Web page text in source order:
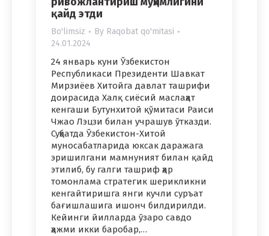
қайд этди
Bo'limsiz By Raqobat qo'mitasi
24.01.2024
24 январь куни Ўзбекистон
Республикаси Президенти Шавкат
Мирзиёев Хитойга давлат ташрифи
доирасида Халқ сиёсий маслаҳат
кенгаши Бутунхитой қўмитаси Раиси
Чжао Лэцзи билан учрашув ўтказди.
Суҳбатда Ўзбекистон-Хитой
муносабатларида юксак даражага
эришилгани мамнуният билан қайд
этилиб, бу галги ташриф ҳар
томонлама стратегик шерикликни
кенгайтиришга янги кучли суръат
бағишлашига ишонч билдирилди.
Кейинги йилларда ўзаро савдо
ҳажми икки баробар,…